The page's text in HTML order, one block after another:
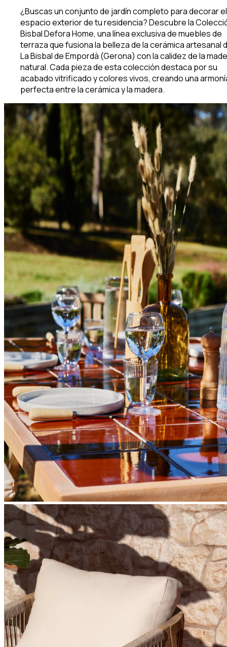
¿Buscas un conjunto de jardín completo para decorar el
espacio exterior de tu residencia? Descubre la
Bisbal Defora Home, una línea exclusiva de muebles de
terraza que fusiona la belleza de la cerámica artesanal
La Bisbal de Empordà (Gerona) con la calidez de la
natural. Cada pieza de esta colección destaca por su
acabado vitrificado y colores vivos, creando una
perfecta entre la cerámica y la madera.